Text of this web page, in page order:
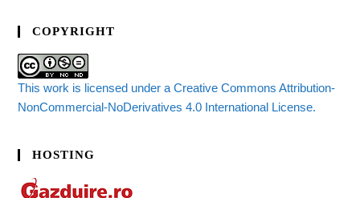
COPYRIGHT
This work is licensed under a Creative Commons Attribution-
NonCommercial-NoDerivatives 4.0 International License.
HOSTING